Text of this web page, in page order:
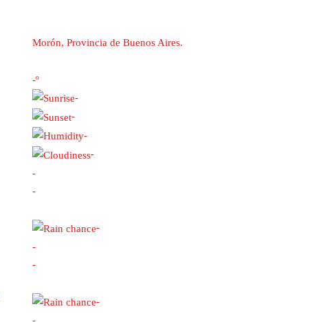
Morón, Provincia de Buenos Aires.
-º
-
-
-
-
-
-
-
-
-
-